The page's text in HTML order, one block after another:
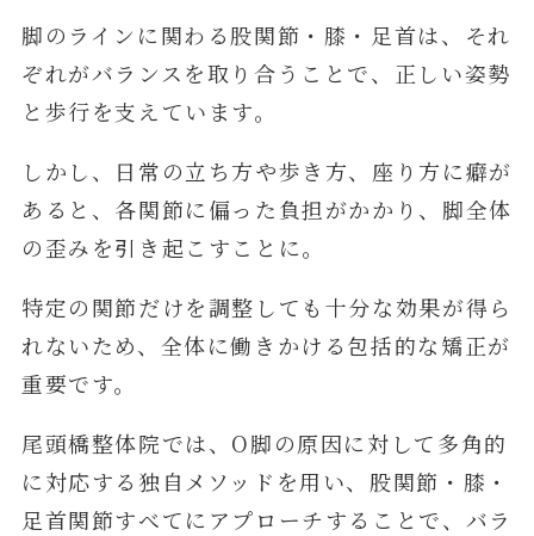
脚のラインに関わる股関節・膝・足首は、それ
ぞれがバランスを取り合うことで、正しい姿勢
と歩行を支えています。
しかし、日常の立ち方や歩き方、座り方に癖が
あると、各関節に偏った負担がかかり、脚全体
の歪みを引き起こすことに。
特定の関節だけを調整しても十分な効果が得ら
れないため、全体に働きかける包括的な矯正が
重要です。
尾頭橋整体院では、O脚の原因に対して多角的
に対応する独自メソッドを用い、股関節・膝・
足首関節すべてにアプローチすることで、バラ